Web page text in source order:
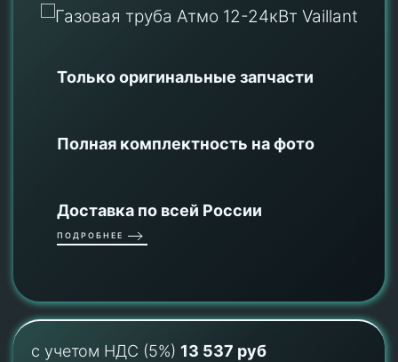
Только оригинальные запчасти
Полная комплектность на фото
Доставка по всей России
ПОДРОБНЕЕ
с учетом НДС (5%) 13 537 руб